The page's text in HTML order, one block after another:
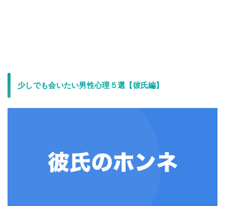
少しでも会いたい男性心理５選【彼氏編】